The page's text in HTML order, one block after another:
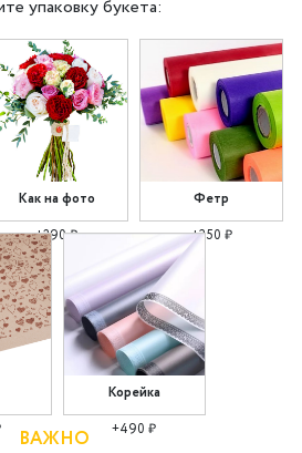
упаковку букета:
Как на фото
+290 ₽
Фетр
+350 ₽
Корейка
+490 ₽
ВАЖНО